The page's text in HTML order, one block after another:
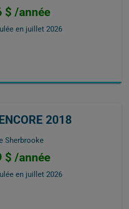
$ /année
en juillet 2026
2018
Sherbrooke
$ /année
en juillet 2026